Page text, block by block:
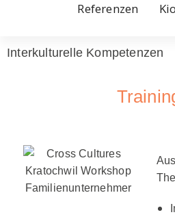
Referenzen
Interkulturelle Kompetenzen